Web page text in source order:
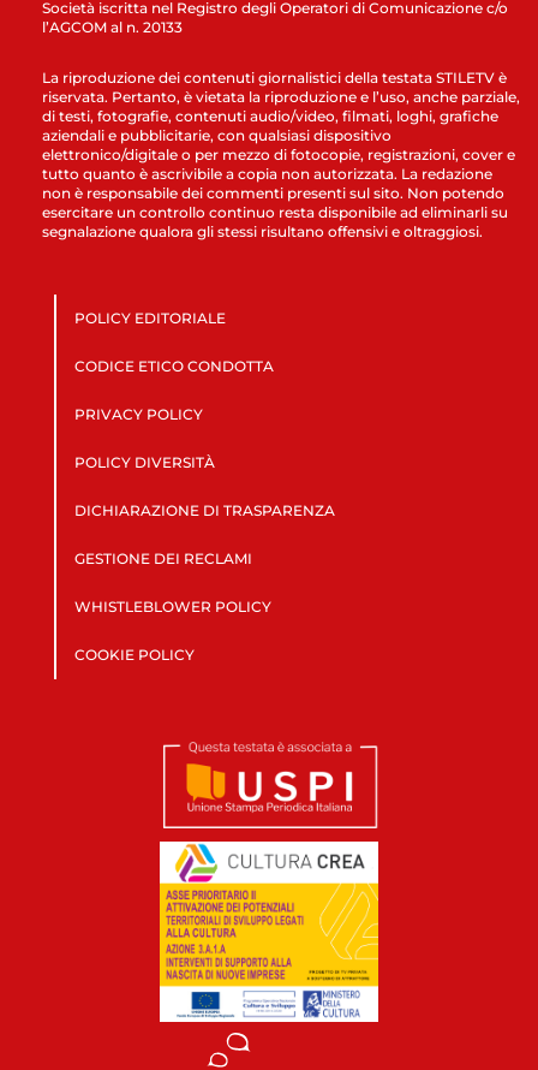
Società iscritta nel Registro degli Operatori di Comunicazione c/o
l’AGCOM al n. 20133
La riproduzione dei contenuti giornalistici della testata STILETV è
riservata. Pertanto, è vietata la riproduzione e l’uso, anche parziale,
di testi, fotografie, contenuti audio/video, filmati, loghi, grafiche
aziendali e pubblicitarie, con qualsiasi dispositivo
elettronico/digitale o per mezzo di fotocopie, registrazioni, cover e
tutto quanto è ascrivibile a copia non autorizzata. La redazione
non è responsabile dei commenti presenti sul sito. Non potendo
esercitare un controllo continuo resta disponibile ad eliminarli su
segnalazione qualora gli stessi risultano offensivi e oltraggiosi.
POLICY EDITORIALE
CODICE ETICO CONDOTTA
PRIVACY POLICY
POLICY DIVERSITÀ
DICHIARAZIONE DI TRASPARENZA
GESTIONE DEI RECLAMI
WHISTLEBLOWER POLICY
COOKIE POLICY